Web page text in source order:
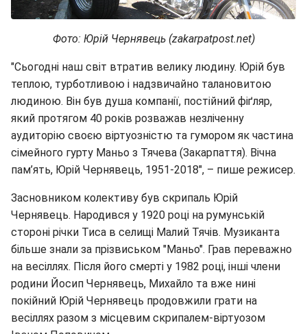
Фото: Юрій Чернявець (zakarpatpost.net)
"Сьогодні наш світ втратив велику людину. Юрій був
теплою, турботливою і надзвичайно талановитою
людиною. Він був душа компанії, постійний фіґляр,
який протягом 40 років розважав незліченну
аудиторію своєю віртуозністю та гумором як частина
сімейного гурту Маньо з Тячева (Закарпаття). Вічна
пам’ять, Юрій Чернявець, 1951-2018", – пише режисер.
Засновником колективу був скрипаль Юрій
Чернявець. Народився у 1920 році на румунській
стороні річки Тиса в селищі Малий Тячів. Музиканта
більше знали за прізвиськом "Маньо". Грав переважно
на весіллях. Після його смерті у 1982 році, інші члени
родини Йосип Чернявець, Михайло та вже нині
покійний Юрій Чернявець продовжили грати на
весіллях разом з місцевим скрипалем-віртуозом